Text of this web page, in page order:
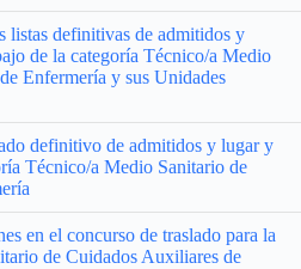
listas definitivas de admitidos y
de la categoría Técnico/a Medio
Enfermería y sus Unidades
definitivo de admitidos y lugar y
Técnico/a Medio Sanitario de
en el concurso de traslado para la
de Cuidados Auxiliares de